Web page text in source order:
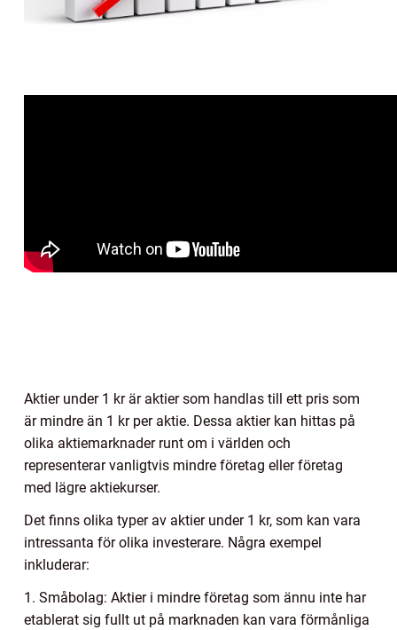
Aktier under 1 kr är aktier som handlas till ett pris som
är mindre än 1 kr per aktie. Dessa aktier kan hittas på
olika aktiemarknader runt om i världen och
representerar vanligtvis mindre företag eller företag
med lägre aktiekurser.
Det finns olika typer av aktier under 1 kr, som kan vara
intressanta för olika investerare. Några exempel
inkluderar:
1. Småbolag: Aktier i mindre företag som ännu inte har
etablerat sig fullt ut på marknaden kan vara förmånliga